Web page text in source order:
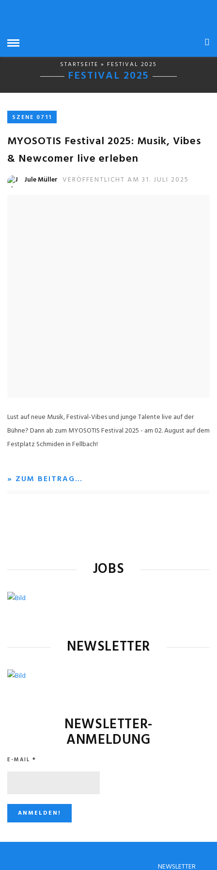
STARTSEITE » FESTIVAL 2025
FESTIVAL 2025
SZENE 0711
MYOSOTIS Festival 2025: Musik, Vibes
& Newcomer live erleben
Jule Müller VERÖFFENTLICHT AM 31. JULI 2025
Lust auf neue Musik, Festival-Vibes und junge Talente live auf der
Bühne? Dann ab zum MYOSOTIS Festival 2025 - am 02. August auf dem
Festplatz Schmiden in Fellbach!
» ZUM BEITRAG…
JOBS
NEWSLETTER
NEWSLETTER-
ANMELDUNG
E-MAIL *
NEWSLETTER